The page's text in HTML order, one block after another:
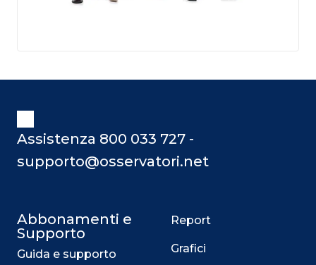
Assistenza 800 033 727 -
supporto@osservatori.net
Abbonamenti e
Supporto
Guida e supporto
Report
Grafici